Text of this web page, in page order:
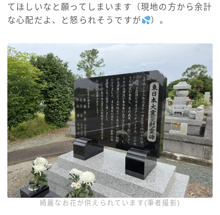
てほしいなと願ってしまいます（現地の方から余計
な心配だよ、と怒られそうですが
）。
綺麗なお花が供えられています(筆者撮影)